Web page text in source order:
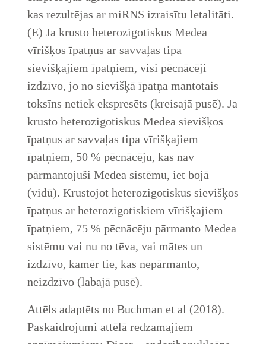
kas rezultējas ar miRNS izraisītu letalitāti.
(E) Ja krusto heterozigotiskus Medea
vīrišķos īpatņus ar savvaļas tipa
sievišķajiem īpatņiem, visi pēcnācēji
izdzīvo, jo no sievišķā īpatņa mantotais
toksīns netiek ekspresēts (kreisajā pusē). Ja
krusto heterozigotiskus Medea sievišķos
īpatņus ar savvaļas tipa vīrišķajiem
īpatņiem, 50 % pēcnācēju, kas nav
pārmantojuši Medea sistēmu, iet bojā
(vidū). Krustojot heterozigotiskus sievišķos
īpatņus ar heterozigotiskiem vīrišķajiem
īpatņiem, 75 % pēcnācēju pārmanto Medea
sistēmu vai nu no tēva, vai mātes un
izdzīvo, kamēr tie, kas nepārmanto,
neizdzīvo (labajā pusē).
Attēls adaptēts no Buchman et al (2018).
Paskaidrojumi attēlā redzamajiem